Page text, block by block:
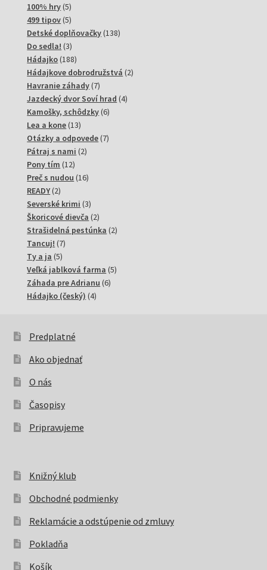
produktov
100% hry 55
produktov
499 tipov 55
produktov
Detské doplňovačky 138138
Do sedla! 33
produkty
Hádajko 188188
produktov
Hádajkove dobrodružstvá 22
Havranie záhady 77
produktov
Jazdecký dvor Soví hrad 44
Kamošky, schôdzky 66
Lea a kone 1313
produktov
Otázky a odpovede 77
Pátraj s nami 22
Pony tím 1212
produktov
Preč s nudou 1616
READY 22
produkty
Severské krimi 33
produkty
Škoricové dievča 22
produkty
Strašidelná pestúnka 22
Tancuj! 77
Ty a ja 55
produktov
Veľká jablková farma 55
Záhada pre Adrianu 66
Hádajko (český) 44
Predplatné
Ako objednať
O nás
Časopisy
Pripravujeme
Knižný klub
Obchodné podmienky
Reklamácie a odstúpenie od zmluvy
Pokladňa
Košík